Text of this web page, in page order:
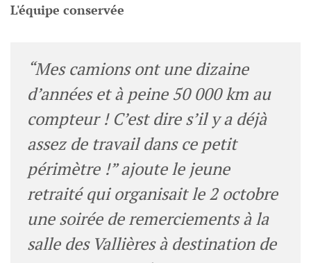
L'équipe conservée
“Mes camions ont une dizaine
d’années et à peine 50 000 km au
compteur ! C’est dire s’il y a déjà
assez de travail dans ce petit
périmètre !” ajoute le jeune
retraité qui organisait le 2 octobre
une soirée de remerciements à la
salle des Vallières à destination de